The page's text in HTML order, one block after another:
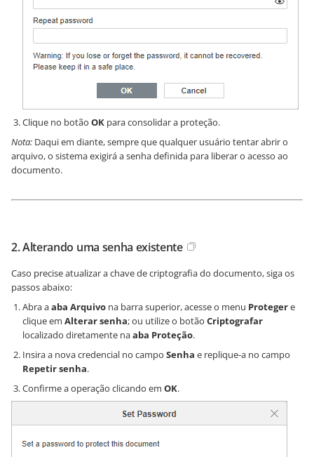
Clique no botão OK para consolidar a proteção.
Nota: Daqui em diante, sempre que qualquer usuário tentar abrir o
arquivo, o sistema exigirá a senha definida para liberar o acesso ao
documento.
2. Alterando uma senha existente
Caso precise atualizar a chave de criptografia do documento, siga os
passos abaixo:
Abra aaba Arquivo na barra superior, acesse o menu Protegere
clique em Alterar senha; ou utilize o botão Criptografar
localizado diretamente naaba Proteção.
Insira a nova credencial no campo Senha e replique-a no campo
Repetir senha.
Confirme a operação clicando em OK.